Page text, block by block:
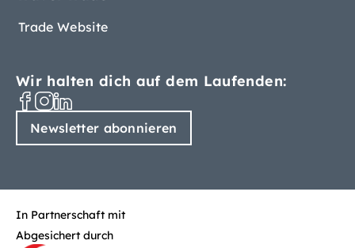
Trade Website
Wir halten dich auf dem Laufenden:
Newsletter abonnieren
In Partnerschaft mit
Abgesichert durch